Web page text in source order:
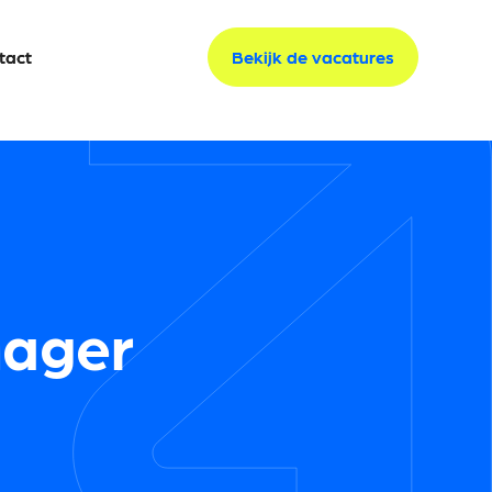
Bekijk de vacatures
Bekijk de vacatures